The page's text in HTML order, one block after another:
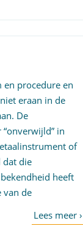
procedure en
eraan in de
De
in
of
dat die
heeft
van de